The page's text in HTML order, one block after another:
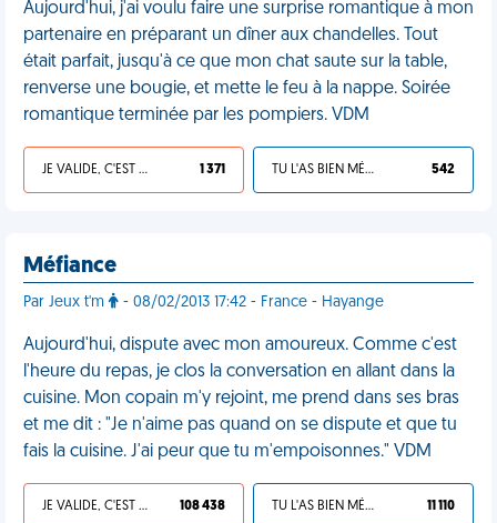
Aujourd'hui, j'ai voulu faire une surprise romantique à mon
partenaire en préparant un dîner aux chandelles. Tout
était parfait, jusqu'à ce que mon chat saute sur la table,
renverse une bougie, et mette le feu à la nappe. Soirée
romantique terminée par les pompiers. VDM
JE VALIDE, C'EST UNE VDM 1 371 TU L'AS BIEN MÉRITÉ 542
Méfiance
Par Jeux t'm - 08/02/2013 17:42 - France - Hayange
Aujourd'hui, dispute avec mon amoureux. Comme c'est
l'heure du repas, je clos la conversation en allant dans la
cuisine. Mon copain m'y rejoint, me prend dans ses bras
et me dit : "Je n'aime pas quand on se dispute et que tu
fais la cuisine. J'ai peur que tu m'empoisonnes." VDM
JE VALIDE, C'EST UNE VDM 108 438 TU L'AS BIEN MÉRITÉ 11 110